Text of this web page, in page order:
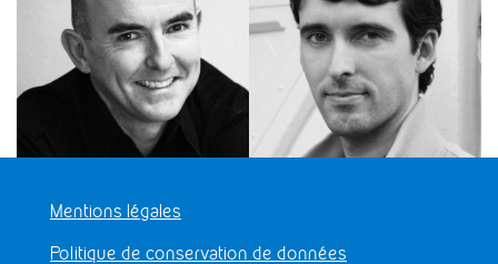
Mentions légales
Politique de conservation de données